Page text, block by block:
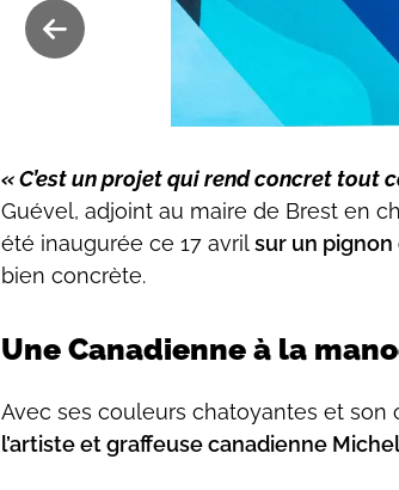
« C’est un projet qui rend concret tout
Guével, adjoint au maire de Brest en
été inaugurée ce 17 avrilsur un pignon
bien concrète.
Une Canadienne à la
Avec ses couleurs chatoyantes et
l’artiste et graffeuse canadienne